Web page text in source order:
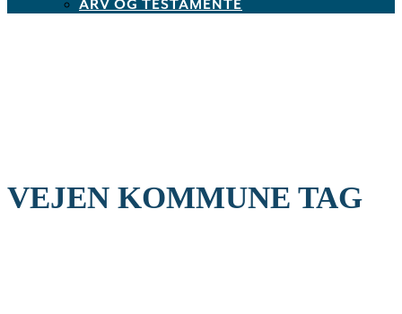
ARV OG TESTAMENTE
VEJEN KOMMUNE TAG